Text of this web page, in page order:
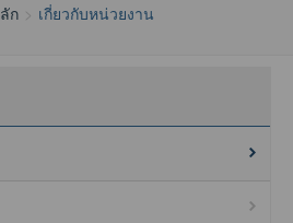
ก เกี่ยวกับหน่วยงาน